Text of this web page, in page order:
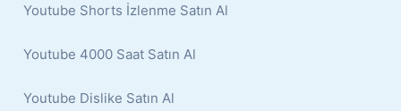
Youtube Shorts İzlenme Satın Al
Youtube 4000 Saat Satın Al
Youtube Dislike Satın Al